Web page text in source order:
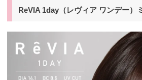
ReVIA 1day（レヴィア ワンデー）